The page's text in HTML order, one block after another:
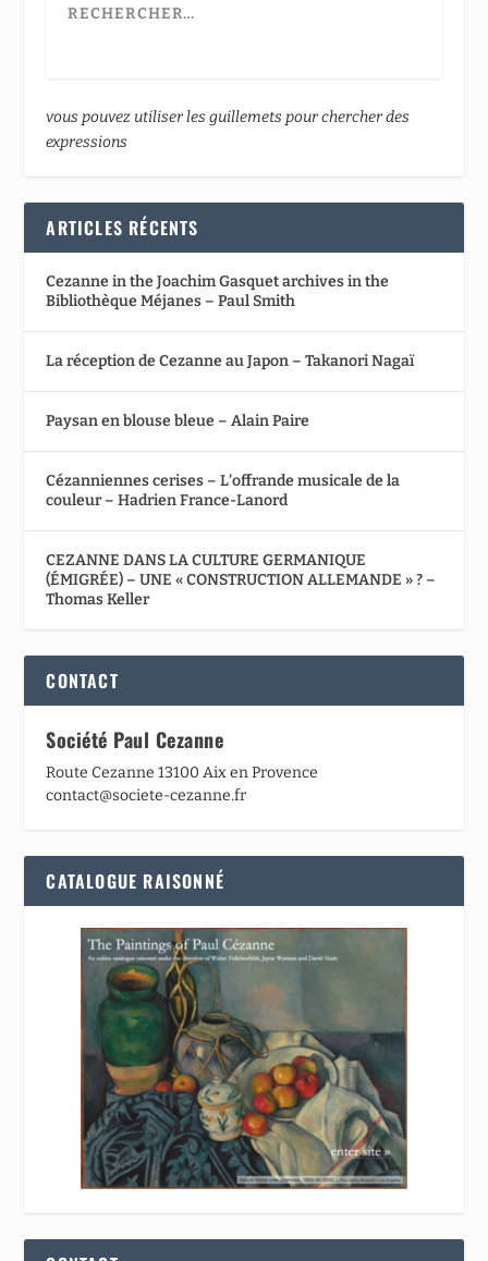
vous pouvez utiliser les guillemets pour chercher des
expressions
ARTICLES RÉCENTS
Cezanne in the Joachim Gasquet archives in the
Bibliothèque Méjanes – Paul Smith
La réception de Cezanne au Japon – Takanori Nagaï
Paysan en blouse bleue – Alain Paire
Cézanniennes cerises – L’offrande musicale de la
couleur – Hadrien France-Lanord
CEZANNE DANS LA CULTURE GERMANIQUE
(ÉMIGRÉE) – UNE « CONSTRUCTION ALLEMANDE » ? –
Thomas Keller
CONTACT
Société Paul Cezanne
Route Cezanne 13100 Aix en Provence
contact@societe-cezanne.fr
CATALOGUE RAISONNÉ